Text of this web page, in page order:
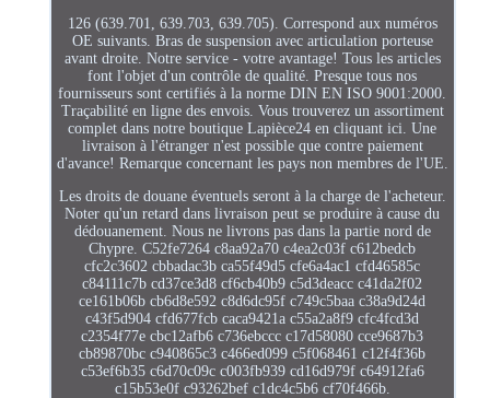
126 (639.701, 639.703, 639.705). Correspond aux numéros
OE suivants. Bras de suspension avec articulation porteuse
avant droite. Notre service - votre avantage! Tous les articles
font l'objet d'un contrôle de qualité. Presque tous nos
fournisseurs sont certifiés à la norme DIN EN ISO 9001:2000.
Traçabilité en ligne des envois. Vous trouverez un assortiment
complet dans notre boutique Lapièce24 en cliquant ici. Une
livraison à l'étranger n'est possible que contre paiement
d'avance! Remarque concernant les pays non membres de l'UE.
Les droits de douane éventuels seront à la charge de l'acheteur.
Noter qu'un retard dans livraison peut se produire à cause du
dédouanement. Nous ne livrons pas dans la partie nord de
Chypre. C52fe7264 c8aa92a70 c4ea2c03f c612bedcb
cfc2c3602 cbbadac3b ca55f49d5 cfe6a4ac1 cfd46585c
c84111c7b cd37ce3d8 cf6cb40b9 c5d3deacc c41da2f02
ce161b06b cb6d8e592 c8d6dc95f c749c5baa c38a9d24d
c43f5d904 cfd677fcb caca9421a c55a2a8f9 cfc4fcd3d
c2354f77e cbc12afb6 c736ebccc c17d58080 cce9687b3
cb89870bc c940865c3 c466ed099 c5f068461 c12f4f36b
c53ef6b35 c6d70c09c c003fb939 cd16d979f c64912fa6
c15b53e0f c93262bef c1dc4c5b6 cf70f466b.